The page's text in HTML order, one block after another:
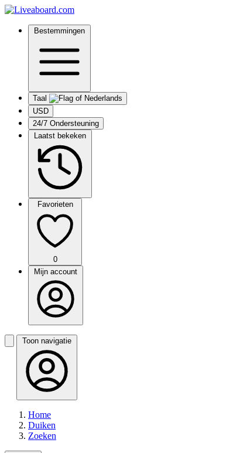
Bestemmingen
Taal
USD
24/7 Ondersteuning
Laatst bekeken
Favorieten
0
Mijn account
Toon navigatie
Home
Duiken
Zoeken